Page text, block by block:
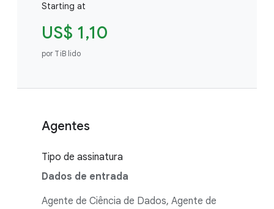
Starting at
US$ 1,10
por TiB lido
Agentes
Tipo de assinatura
Dados de entrada
Agente de Ciência de Dados, Agente de